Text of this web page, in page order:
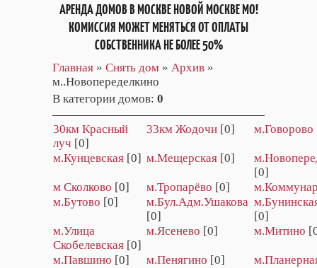
АРЕНДА ДОМОВ В МОСКВЕ НОВОЙ МОСКВЕ МО!
КОМИССИЯ МОЖЕТ МЕНЯТЬСЯ ОТ ОПЛАТЫ
СОБСТВЕННИКА НЕ БОЛЕЕ 50%
Главная » Снять дом » Архив »
м..Новопеределкино
В категории домов: 0
30км Красный
луч [0]
33км Жодочи [0] м.Говорово
м.Кунцевская [0] м.Мещерская [0]
[0]
м Сколково [0] м.Тропарёво [0]
м.Бутово [0]
м.Бул.Адм.Ушакова
[0]
[0]
м.Улица
Скобелевская [0]
м.Ясенево [0] м.Митино
м.Павшино [0] м.Пенягино [0]